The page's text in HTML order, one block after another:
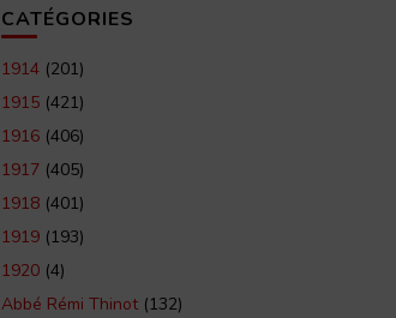
CATÉGORIES
1914 (201)
1915 (421)
1916 (406)
1917 (405)
1918 (401)
1919 (193)
1920 (4)
Abbé Rémi Thinot(132)